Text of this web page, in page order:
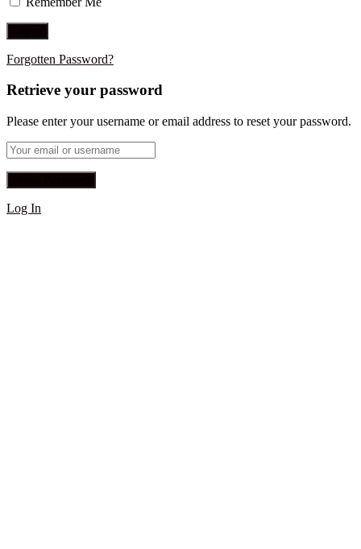
Forgotten Password?
Retrieve your password
Please enter your username or email address to reset your password.
Log In